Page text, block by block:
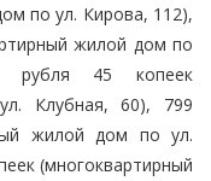
по ул. Кирова, 112),
жилой дом по
рубля 45 копеек
Клубная, 60), 799
жилой дом по ул.
(многоквартирный